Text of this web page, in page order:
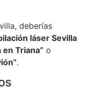
deberías
láser Sevilla
Triana” o
.